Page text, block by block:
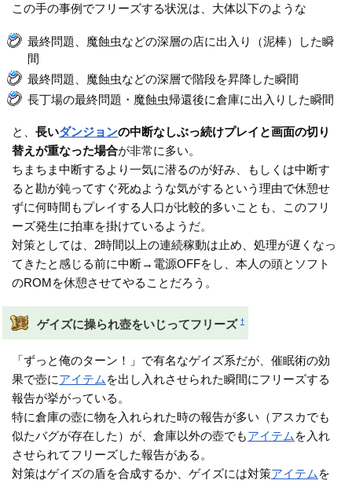
この手の事例でフリーズする状況は、大体以下のような
最終問題、魔蝕虫などの深層の店に出入り（泥棒）した瞬
間
最終問題、魔蝕虫などの深層で階段を昇降した瞬間
長丁場の最終問題・魔蝕虫帰還後に倉庫に出入りした瞬間
と、長いダンジョンの中断なしぶっ続けプレイと画面の切り
替えが重なった場合が非常に多い。
ちまちま中断するより一気に潜るのが好み、もしくは中断す
ると勘が鈍ってすぐ死ぬような気がするという理由で休憩せ
ずに何時間もプレイする人口が比較的多いことも、このフリ
ーズ発生に拍車を掛けているようだ。
対策としては、2時間以上の連続稼動は止め、処理が遅くなっ
てきたと感じる前に中断→電源OFFをし、本人の頭とソフト
のROMを休憩させてやることだろう。
ゲイズに操られ壺をいじってフリーズ †
「ずっと俺のターン！」で有名なゲイズ系だが、催眠術の効
果で壺にアイテム を出し入れさせられた瞬間にフリーズする
報告が挙がっている。
特に倉庫の壺に物を入れられた時の報告が多い（アスカでも
似たバグが存在した）が、倉庫以外の壺でもアイテム を入れ
させられてフリーズした報告がある。
対策はゲイズの盾を合成するか、ゲイズには対策アイテム を